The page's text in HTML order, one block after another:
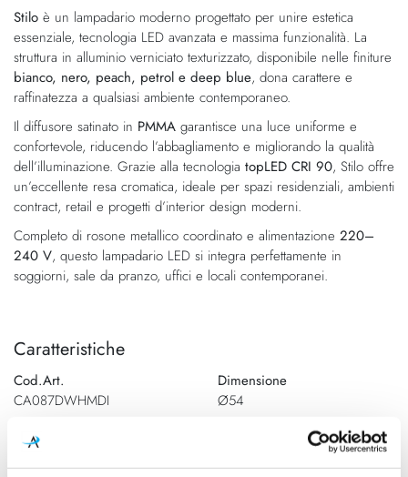
galleria
di
immagini
di
immagini
Stilo è un lampadario moderno progettato per unire estetica
essenziale, tecnologia LED avanzata e massima funzionalità. La
struttura in alluminio verniciato texturizzato, disponibile nelle finiture
bianco, nero, peach, petrol e deep blue, dona carattere e
raffinatezza a qualsiasi ambiente contemporaneo.
Il diffusore satinato in PMMA garantisce una luce uniforme e
confortevole, riducendo l’abbagliamento e migliorando la qualità
dell’illuminazione. Grazie alla tecnologia topLED CRI 90, Stilo offre
un’eccellente resa cromatica, ideale per spazi residenziali, ambienti
contract, retail e progetti d’interior design moderni.
Completo di rosone metallico coordinato e alimentazione 220–
240 V, questo lampadario LED si integra perfettamente in
soggiorni, sale da pranzo, uffici e locali contemporanei.
Caratteristiche
Cod.Art.
CA087DWHMDI
Dimensione
Ø54
Colore led
Dimensione Ø35 - H. 422mm -